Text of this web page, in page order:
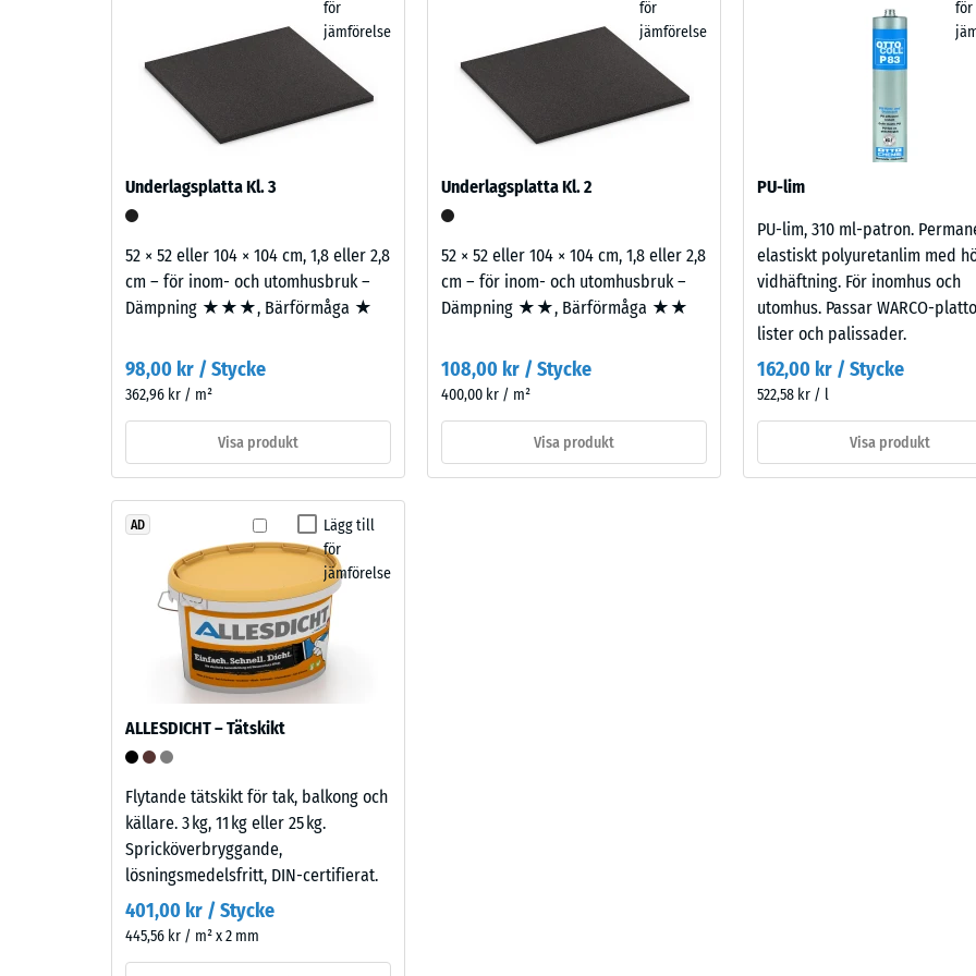
färgytan, medan baskiktet av återvunna ELT-gummikornar står för elasticitet, stegljudsdämpning och
den fjädrande känslan under fötterna.
ljusbruna
ett
varmt
uttryck
inspirerat
Material
Beståndsdelar
och
struktur
Produkten
tvåskiktskonstruktion.
av
cirka
3,3
mm
tjockt
EPDM-
Vattengenomsläpplighet (EN 12616) – Skala 4 = Infiltration ca 600 mm/t (600 l/t/m²)
Halkskydd (EN 16165) – Skalvärde 4 = medelacceptansvinkel ca 16°, grupp R10
Värmeisolering – Skalvärde 2 = Värmeledningsförmåga ca. 0,12 W/(m·K)
Frostbeständig
Skrymdensitet
skalvärde
till
840
kg/m³
produktjämförelsen.
för
jämförelse
Underlagsplatta Kl. 3
52 × 52 eller 104 × 104 cm, 1,8 eller 2,8
cm – för inom- och utomhusbruk –
Dämpning ★★★, Bärförmåga ★
98,00 kr / Stycke
362,96 kr / m²
Visa produkt
för
jämförelse
Underlagsplatta Kl. 2
52 × 52 eller 104 × 104 cm, 1,8 eller 2,8
cm – för inom- och utomhusbruk –
Dämpning ★★, Bärförmåga ★★
108,00 kr / Stycke
400,00 kr / m²
Visa produkt
för
PU-lim
PU-lim, 310 ml-patron.
elastiskt polyuretanlim med
vidhäftning. För inomhus och
utomhus. Passar WARCO-
lister och palissader.
162,00 kr / Stycke
522,58 kr / l
Visa produkt
Lägg till
för
jämförelse
AD
ALLESDICHT – Tätskikt
Flytande tätskikt för tak, balkong och
källare. 3 kg, 11 kg eller 25 kg.
Spricköverbryggande,
lösningsmedelsfritt, DIN-certifierat.
401,00 kr / Stycke
445,56 kr / m² x 2 mm